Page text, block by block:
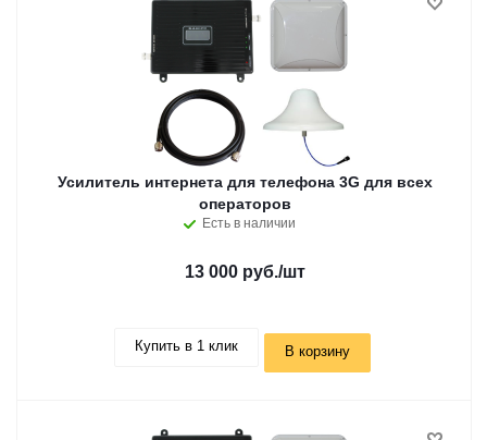
Усилитель интернета для телефона 3G для всех
операторов
Есть в наличии
13 000 руб./шт
Купить в 1 клик В корзину